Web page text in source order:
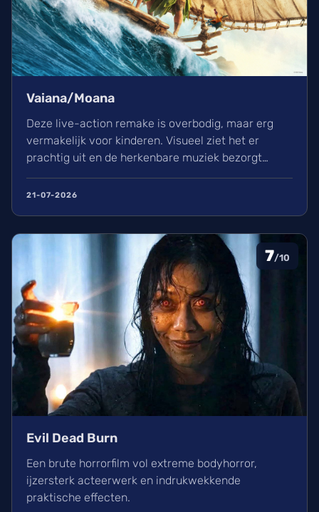
Vaiana/Moana
Deze live-action remake is overbodig, maar erg
vermakelijk voor kinderen. Visueel ziet het er
prachtig uit en de herkenbare muziek bezorgt
kippenvel. Hoewel de lore complex is, zorgt het
avontuur voor een heerlijke ervaring in de
21-07-2026
7/10
Evil Dead Burn
Een brute horrorfilm vol extreme bodyhorror,
ijzersterk acteerwerk en indrukwekkende
praktische effecten.